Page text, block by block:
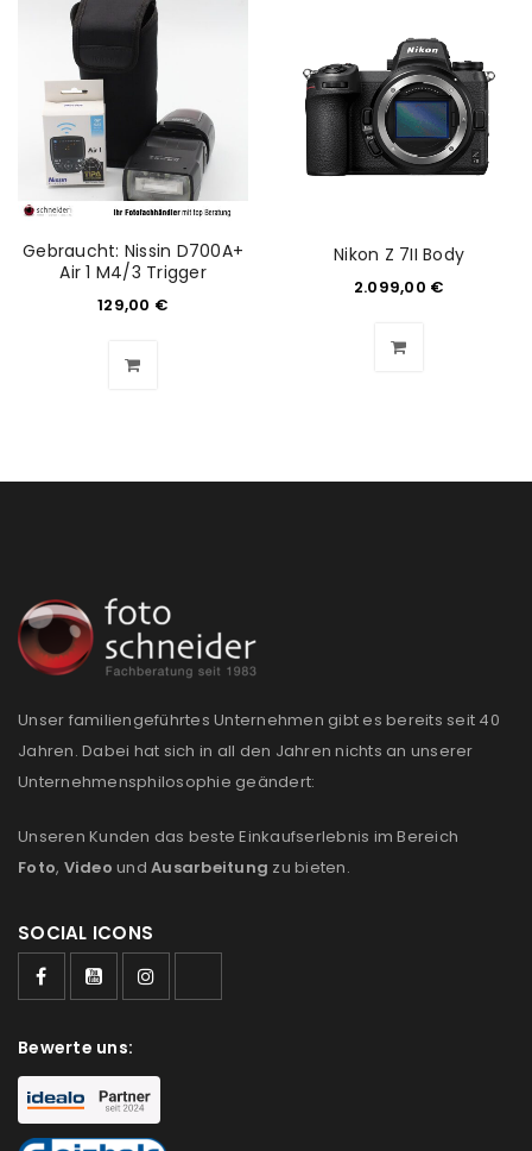
Anmeldeformular geschützt durch WP Captcha
Angemeldet bleiben
ANMELDEN
PASSWORT VERGESSEN?
REGISTRIEREN
E-Mail-Adresse
Ein Link zum Erstellen eines neuen Passworts wird an
Please select all the ways you would like to hear from
us
Ja, ich möchte ein Kundenkonto eröffnen und
akzeptiere dieDatenschutzerklärung
REGISTRIEREN
Gebraucht: Nissin D700A+
Air 1 M4/3 Trigger
129,00 €
Nikon Z 7II Body
2.099,00 €
Unser familiengeführtes Unternehmen gibt es bereits seit 40
Jahren. Dabei hat sich in all den Jahren nichts an unserer
Unternehmensphilosophie geändert:
Unseren Kunden das beste Einkaufserlebnis im Bereich
Foto, Video und Ausarbeitung zu bieten.
SOCIAL ICONS
Bewerte uns: